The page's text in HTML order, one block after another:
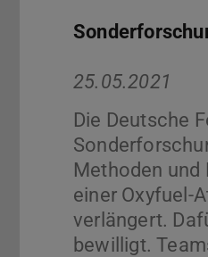
25.05.2021
Die Deutsche
Methoden und
einer Oxyfuel-
verlängert.
bewilligt.